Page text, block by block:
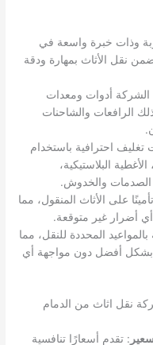
وذات خبرة واسعة في
نقل الأثاث بمهارة ودقة
أدوات ومعدات
الرافعات والشاحنات
احترافية باستخدام
البلاستيكية،
الصدمات والخدوش.
على الأثاث المنقول، مما
أضرار غير متوقعة.
المحددة للنقل، مما
بشكل أفضل دون مواجهة أي
نقل اثاث من الدمام
: تقدم أسعارًا تنافسية